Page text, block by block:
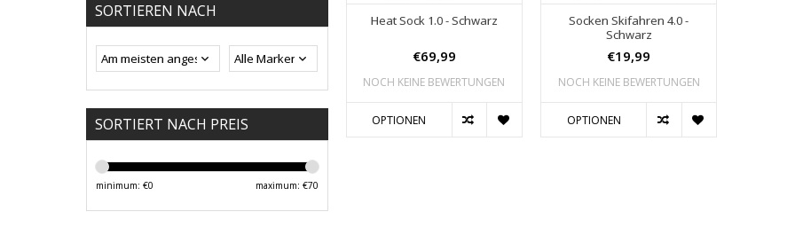
SORTIEREN NACH
SORTIERT NACH PREIS
minimum: €0 maximum: €70
Heat Sock 1.0 - Schwarz
€69,99
NOCH KEINE BEWERTUNGEN
OPTIONEN
Socken Skifahren 4.0 -
Schwarz
€19,99
NOCH KEINE BEWERTUNGEN
OPTIONEN